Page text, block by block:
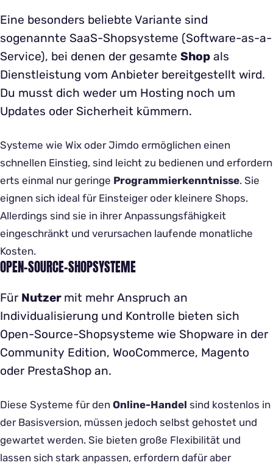
Eine besonders beliebte Variante sind
sogenannte SaaS-Shopsysteme (Software-as-a-
Service), bei denen der gesamte Shop als
Dienstleistung vom Anbieter bereitgestellt wird.
Du musst dich weder um Hosting noch um
Updates oder Sicherheit kümmern.
Systeme wie Wix oder Jimdo ermöglichen einen
schnellen Einstieg, sind leicht zu bedienen und erfordern
erts einmal nur geringe Programmierkenntnisse. Sie
eignen sich ideal für Einsteiger oder kleinere Shops.
Allerdings sind sie in ihrer Anpassungsfähigkeit
eingeschränkt und verursachen laufende monatliche
Kosten.
OPEN-SOURCE-SHOPSYSTEME
Für Nutzer mit mehr Anspruch an
Individualisierung und Kontrolle bieten sich
Open-Source-Shopsysteme wie Shopware in der
Community Edition, WooCommerce, Magento
oder PrestaShop an.
Diese Systeme für den Online-Handel sind kostenlos in
der Basisversion, müssen jedoch selbst gehostet und
gewartet werden. Sie bieten große Flexibilität und
lassen sich stark anpassen, erfordern dafür aber